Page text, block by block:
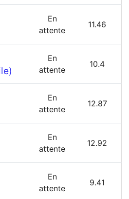
En
attente
11.46
En
attente
10.4
En
attente
12.87
En
attente
12.92
En
attente
9.41